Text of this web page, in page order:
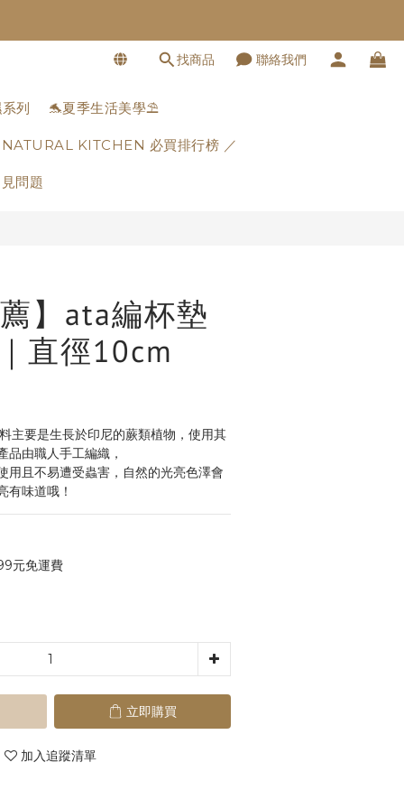
找商品 聯絡我們
列 🐬夏季生活美學⛱️
KITCHEN 必買排行榜 ／
問題
】ata編杯墊
直徑10cm
主要是生長於印尼的蕨類植物，使用其
品由職人手工編織，
用且不易遭受蟲害，自然的光亮色澤會
有味道哦！
元免運費
立即購買
加入追蹤清單
立即購買